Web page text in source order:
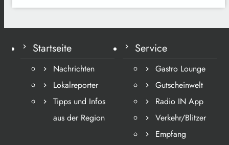
Startseite
Nachrichten
Lokalreporter
Tipps und Infos
aus der Region
Service
Gastro Lounge
Gutscheinwelt
Radio IN App
Verkehr/Blitzer
Empfang